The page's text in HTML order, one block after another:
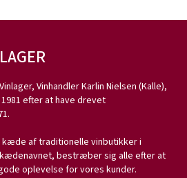
Vinhandler Karlin Nielsen (Kalle),
efter at have drevet
kæde af traditionelle vinbutikker i
bestræber sig alle efter at
oplevelse for vores kunder.